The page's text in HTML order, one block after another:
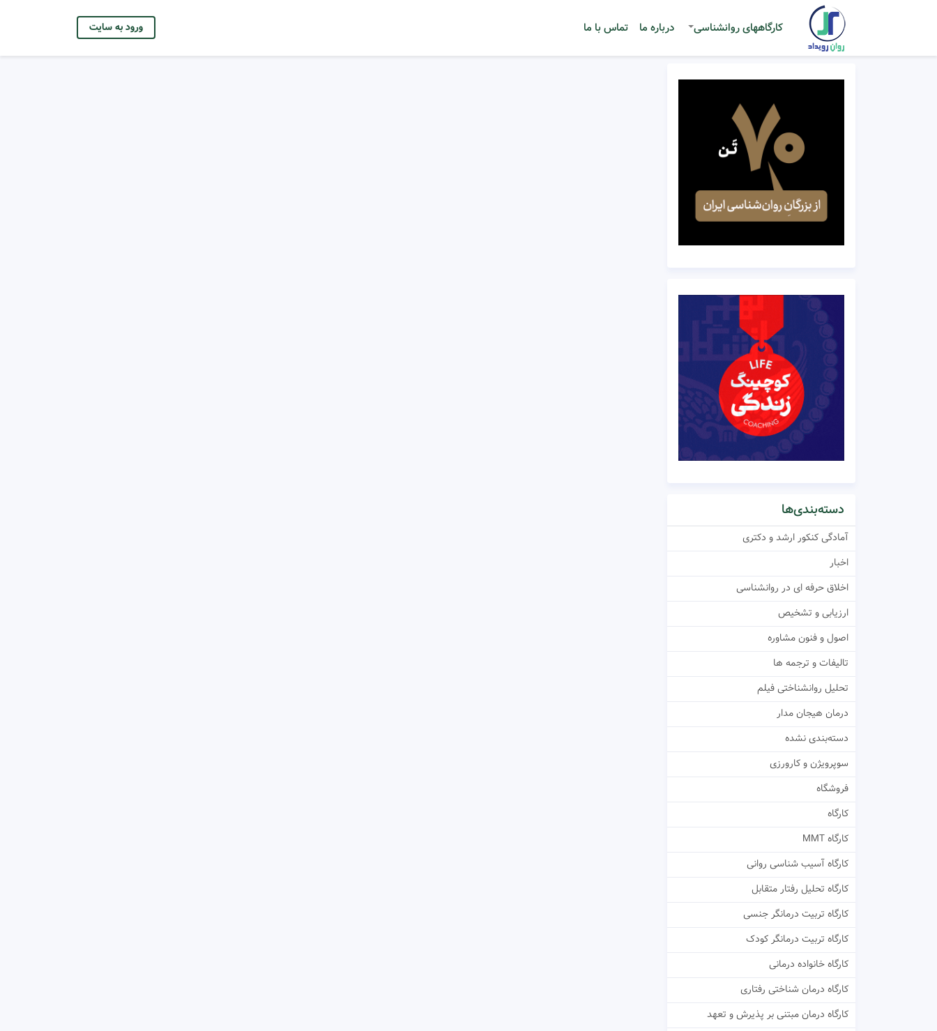
کارگاههای روانشناسی درباره ما تماس با ما ورود به سایت
دسته‌بندی‌ها
آمادگی کنکور ارشد و دکتری
اخبار
اخلاق حرفه ای در روانشناسی
ارزیابی و تشخیص
اصول و فنون مشاوره
تالیفات و ترجمه ها
تحلیل روانشناختی فیلم
درمان هیجان مدار
دسته‌بندی نشده
سوپرویژن و کارورزی
فروشگاه
کارگاه
کارگاه MMT
کارگاه آسیب شناسی روانی
کارگاه تحلیل رفتار متقابل
کارگاه تربیت درمانگر جنسی
کارگاه تربیت درمانگر کودک
کارگاه خانواده درمانی
کارگاه درمان شناختی رفتاری
کارگاه درمان مبتنی بر پذیرش و تعهد